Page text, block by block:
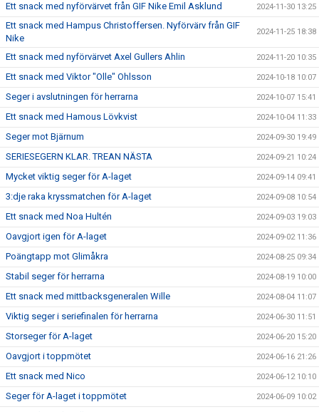
Ett snack med nyförvärvet från GIF Nike Emil Asklund 2024-11-30 13:25
Ett snack med Hampus Christoffersen. Nyförvärv från GIF
Nike
2024-11-25 18:38
Ett snack med nyförvärvet Axel Gullers Ahlin 2024-11-20 10:35
Ett snack med Viktor "Olle" Ohlsson 2024-10-18 10:07
Seger i avslutningen för herrarna 2024-10-07 15:41
Ett snack med Hamous Lövkvist 2024-10-04 11:33
Seger mot Bjärnum 2024-09-30 19:49
SERIESEGERN KLAR. TREAN NÄSTA 2024-09-21 10:24
Mycket viktig seger för A-laget 2024-09-14 09:41
3:dje raka kryssmatchen för A-laget 2024-09-08 10:54
Ett snack med Noa Hultén 2024-09-03 19:03
Oavgjort igen för A-laget 2024-09-02 11:36
Poängtapp mot Glimåkra 2024-08-25 09:34
Stabil seger för herrarna 2024-08-19 10:00
Ett snack med mittbacksgeneralen Wille 2024-08-04 11:07
Viktig seger i seriefinalen för herrarna 2024-06-30 11:51
Storseger för A-laget 2024-06-20 15:20
Oavgjort i toppmötet 2024-06-16 21:26
Ett snack med Nico 2024-06-12 10:10
Seger för A-laget i toppmötet 2024-06-09 10:02